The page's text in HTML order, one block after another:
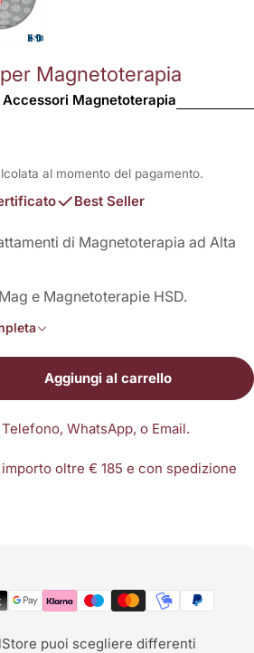
Magnetoterapia
Accessori Magnetoterapia
al momento del pagamento.
Best Seller
di Magnetoterapia ad Alta
e Magnetoterapie HSD.
per Fascia Lombare per
la quantità per Fascia
Aggiungi al carrello
WhatsApp, o Email.
oltre € 185 e con spedizione
puoi scegliere differenti